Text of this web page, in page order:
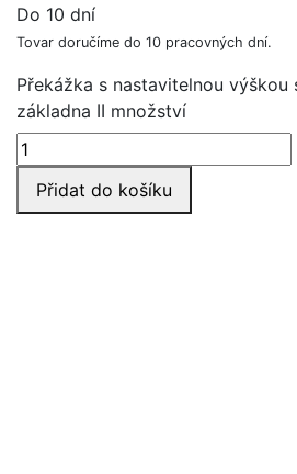
Do 10 dní
Tovar doručíme do 10 pracovných dní.
Překážka s nastavitelnou výškou
základna II množství
Přidat do košíku